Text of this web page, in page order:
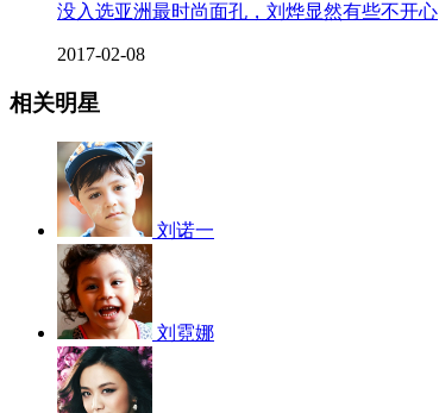
没入选亚洲最时尚面孔，刘烨显然有些不开心
2017-02-08
相关明星
刘诺一
刘霓娜